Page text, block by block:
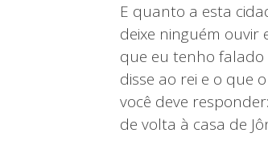
E quanto a esta
deixe ninguém ouvir
que eu tenho falado
disse ao rei e o que
você deve
de volta à casa de